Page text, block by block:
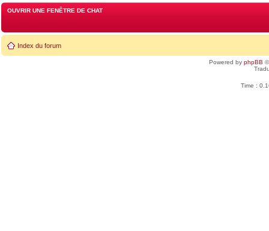
OUVRIR UNE FENÊTRE DE CHAT
Index du forum
Powered by phpBB
Time :